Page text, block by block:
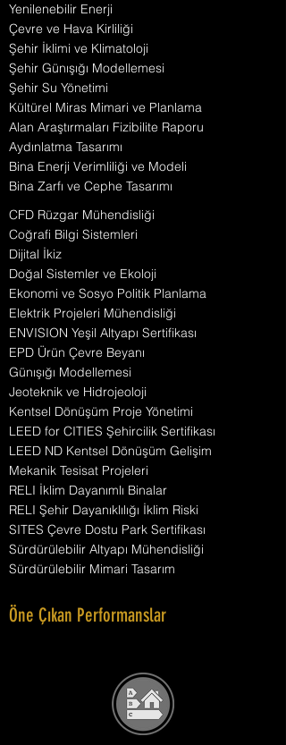
Yenilenebilir Enerji
Çevre ve Hava Kirliliği
Şehir İklimi ve Klimatoloji
Şehir Günışığı Modellemesi
Şehir Su Yönetimi
Kültürel Miras Mimari ve Planlama
Alan Araştırmaları Fizibilite Raporu
Aydınlatma Tasarımı
Bina Enerji Verimliliği ve Modeli
Bina Zarfı ve Cephe Tasarımı
CFD Rüzgar Mühendisliği
Coğrafi Bilgi Sistemleri
Dijital İkiz
Doğal Sistemler ve Ekoloji
Ekonomi ve Sosyo Politik Planlama
Elektrik Projeleri Mühendisliği
ENVISION Yeşil Altyapı Sertifikası
EPD Ürün Çevre Beyanı
Günışığı Modellemesi
Jeoteknik ve Hidrojeoloji
Kentsel Dönüşüm Proje Yönetimi
LEED for CITIES Şehircilik Sertifikası
LEED ND Kentsel Dönüşüm Gelişim
Mekanik Tesisat Projeleri
RELI İklim Dayanımlı Binalar
RELI Şehir Dayanıklılığı İklim Riski
SITES Çevre Dostu Park Sertifikası
Sürdürülebilir Altyapı Mühendisliği
Sürdürülebilir Mimari Tasarım
Öne Çıkan Performanslar